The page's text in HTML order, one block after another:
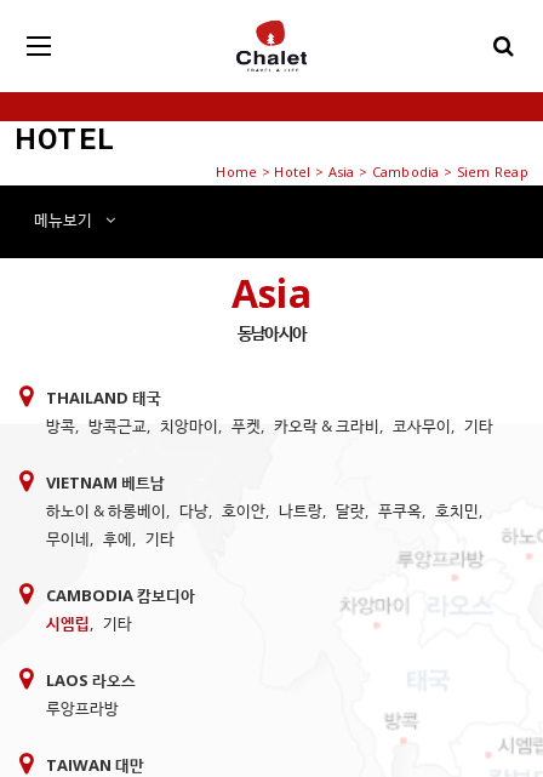
HOTEL
Home > Hotel > Asia > Cambodia > Siem Reap
메뉴보기
동남아시아
Asia
THAILAND 태국
방콕, 방콕근교, 치앙마이, 푸켓, 카오락 & 크라비, 코사무이, 기타
VIETNAM 베트남
하노이 & 하롱베이, 다낭, 호이안, 나트랑, 달랏, 푸쿠옥, 호치민,
무이네, 후에, 기타
CAMBODIA 캄보디아
시엠립, 기타
LAOS 라오스
루앙프라방
TAIWAN 대만